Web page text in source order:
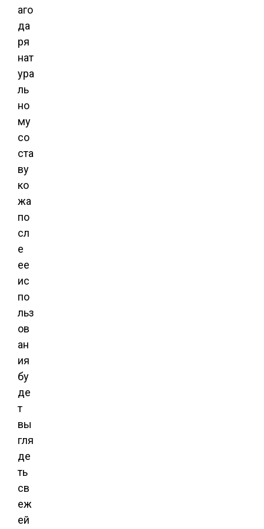
аго
да
ря
нат
ура
ль
но
му
со
ста
ву
ко
жа
по
сл
е
ее
ис
по
льз
ов
ан
ия
бу
де
т
вы
гля
де
ть
св
еж
ей